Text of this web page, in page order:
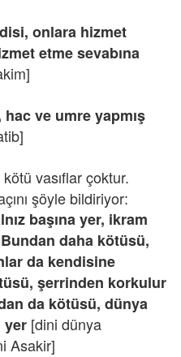
onlara hizmet
etme sevabına
ve umre yapmış
vasıflar çoktur.
şöyle bildiriyor:
başına yer, ikram
daha kötüsü,
da kendisine
şerrinden korkulur
da kötüsü, dünya
yer [dini dünya
Asakir]